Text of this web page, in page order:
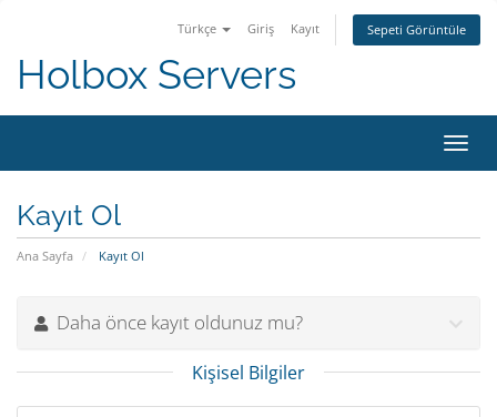
Türkçe Giriş Kayıt Sepeti Görüntüle
Holbox Servers
Kayıt Ol
Ana Sayfa Kayıt Ol
Daha önce kayıt oldunuz mu?
Kişisel Bilgiler